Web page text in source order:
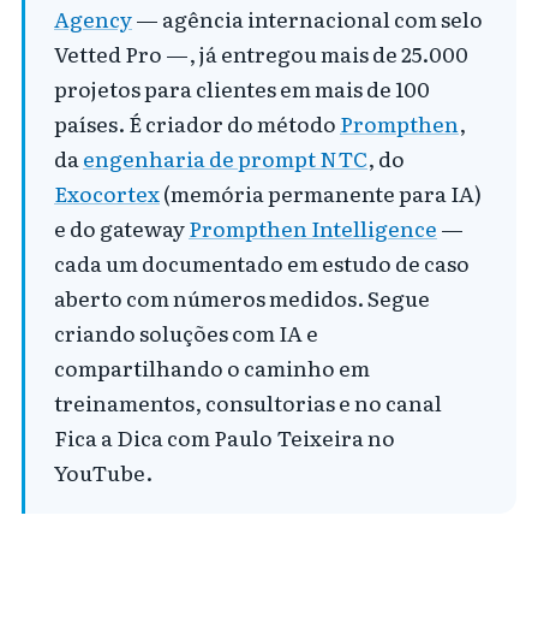
Agency— agência internacional com selo
Vetted Pro —, já entregou mais de 25.000
projetos para clientes em mais de 100
países. É criador do métodoPrompthen,
da engenharia de prompt NTC, do
Exocortex(memória permanente para IA)
e do gatewayPrompthen Intelligence—
cada um documentado em estudo de caso
aberto com números medidos. Segue
criando soluções com IA e
compartilhando o caminho em
treinamentos, consultorias e no canal
Fica a Dica com Paulo Teixeira no
YouTube.